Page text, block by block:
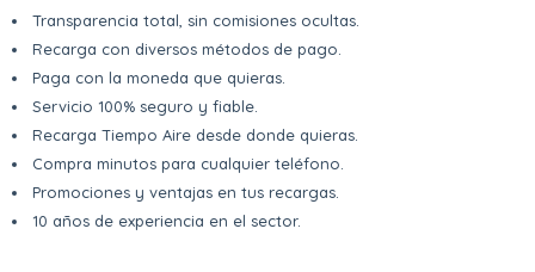
Transparencia total, sin comisiones ocultas.
Recarga con diversos métodos de pago.
Paga con la moneda que quieras.
Servicio 100% seguro y fiable.
Recarga Tiempo Aire desde donde quieras.
Compra minutos para cualquier teléfono.
Promociones y ventajas en tus recargas.
10 años de experiencia en el sector.